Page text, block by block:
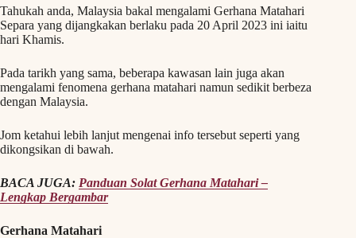
Tahukah anda, Malaysia bakal mengalami Gerhana Matahari
Separa yang dijangkakan berlaku pada 20 April 2023 ini iaitu
hari Khamis.
Pada tarikh yang sama, beberapa kawasan lain juga akan
mengalami fenomena gerhana matahari namun sedikit berbeza
dengan Malaysia.
Jom ketahui lebih lanjut mengenai info tersebut seperti yang
dikongsikan di bawah.
BACA JUGA: Panduan Solat Gerhana Matahari –
Lengkap Bergambar
Gerhana Matahari